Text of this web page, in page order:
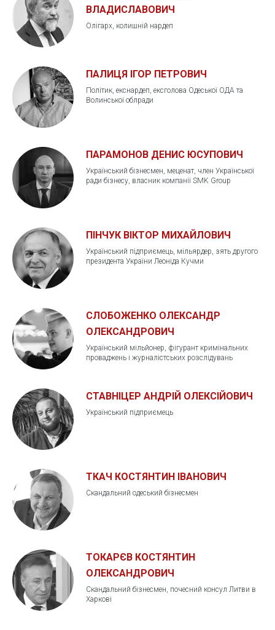
ВЛАДИСЛАВОВИЧ
Олігарх, колишній нардеп
ПАЛИЦЯ ІГОР ПЕТРОВИЧ
Політик, екснардеп, ексголова Одеської ОДА та
Волинської облради
ПАРАМОНОВ ДЕНИС ЮСУПОВИЧ
Український бізнесмен, меценат, член Української
ради бізнесу, власник компанії SMK Group
ПІНЧУК ВІКТОР МИХАЙЛОВИЧ
Український підприємець, мільярдер, зять другого
президента України Леоніда Кучми
СЛОБОЖЕНКО ОЛЕКСАНДР
ОЛЕКСАНДРОВИЧ
Український мільйонер, фігурант кримінальних
проваджень і журналістських розслідувань
СТАВНІЦЕР АНДРІЙ ОЛЕКСІЙОВИЧ
Український підприємець
ТКАЧ КОСТЯНТИН ІВАНОВИЧ
Скандальний одеський бізнесмен
ТОКАРЄВ КОСТЯНТИН
ОЛЕКСАНДРОВИЧ
Скандальний бізнесмен, почесний консул Литви в
Харкові